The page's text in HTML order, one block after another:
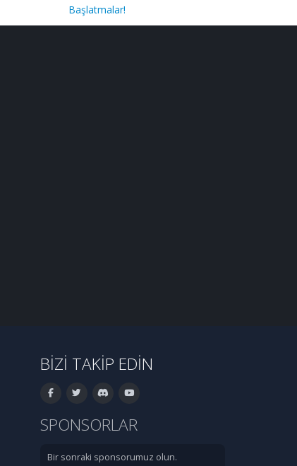
Başlatmalar!
BIZI TAKIP EDIN
SPONSORLAR
Bir sonraki sponsorumuz olun.